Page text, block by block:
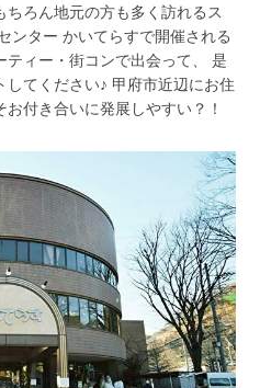
ろん地元の方も多く訪れるス
ンター かいてらすで開催される
ィー・街コンで出会って、 是
てください♪ 甲府市近辺にお住
付き合いに発展しやすい？！